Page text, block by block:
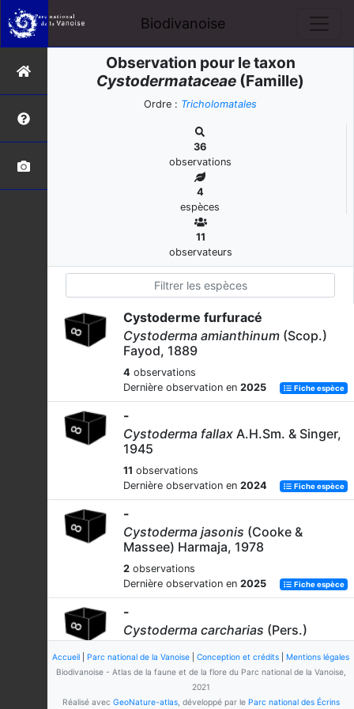
Biodivanoise
Observation pour le taxon
Cystodermataceae (Famille)
Ordre : Tricholomatales
36
observations
4
espèces
11
observateurs
Cystoderme furfuracé
Cystoderma amianthinum (Scop.)
Fayod, 1889
4 observations
Dernière observation en 2025 Fiche espèce
-
Cystoderma fallax A.H.Sm. & Singer,
1945
11 observations
Dernière observation en 2024 Fiche espèce
-
Cystoderma jasonis (Cooke &
Massee) Harmaja, 1978
2 observations
Dernière observation en 2025 Fiche espèce
-
Cystoderma carcharias (Pers.)
Fayod, 1889
observations
Dernière observation en
Accueil Parc national de la Vanoise Conception et crédits
Mentions légales
Biodivanoise - Atlas de la faune et de la flore du Parc national de la Vanoise,
2021
Réalisé avec GeoNature-atlas, développé par le Parc national des Écrins